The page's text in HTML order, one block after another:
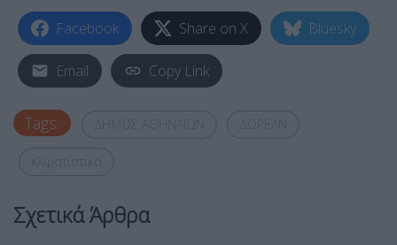
Facebook Share on X Bluesky
Email Copy Link
Tags:
Σχετικά Άρθρα